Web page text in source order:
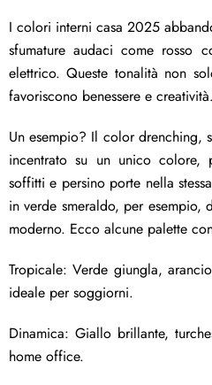
I colori interni casa 2025
sfumature audaci come rosso
elettrico. Queste tonalità non
favoriscono benessere e creatività.
Un esempio? Il color drenching,
incentrato su un unico colore,
soffitti e persino porte nella
in verde smeraldo, per esempio,
moderno. Ecco alcune palette
Tropicale: Verde giungla,
ideale per soggiorni.
Dinamica: Giallo brillante,
home office.